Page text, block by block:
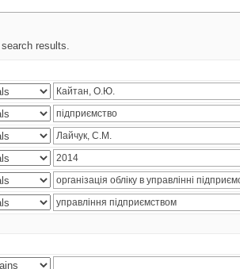
results.